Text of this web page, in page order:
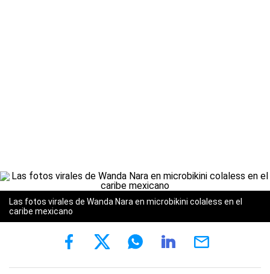
Las fotos virales de Wanda Nara en microbikini colaless en el
caribe mexicano